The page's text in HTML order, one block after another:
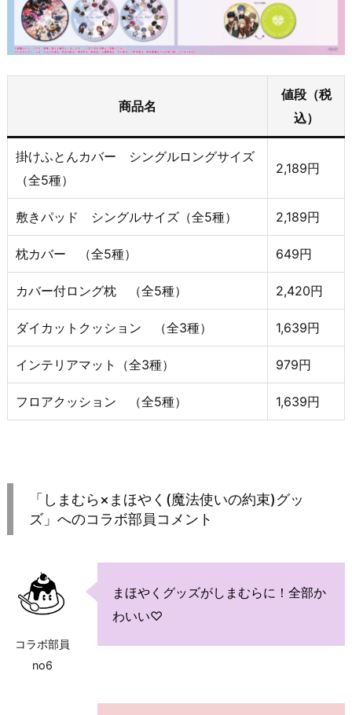
商品名
値段（税
込）
掛けふとんカバー シングルロングサイズ
（全5種）
2,189円
敷きパッド シングルサイズ（全5種） 2,189円
枕カバー （全5種） 649円
カバー付ロング枕 （全5種） 2,420円
ダイカットクッション （全3種） 1,639円
インテリアマット（全3種） 979円
フロアクッション （全5種） 1,639円
「しまむら×まほやく(魔法使いの約束)グッ
ズ」へのコラボ部員コメント
コラボ部員
no6
まほやくグッズがしまむらに！全部か
わいい♡